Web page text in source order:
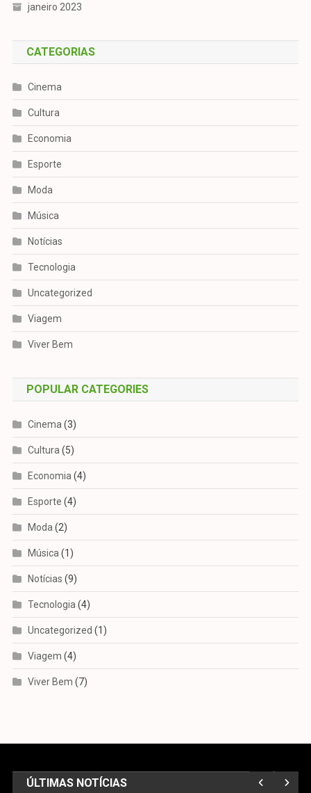
janeiro 2023
CATEGORIAS
Cinema
Cultura
Economia
Esporte
Moda
Música
Notícias
Tecnologia
Uncategorized
Viagem
Viver Bem
POPULAR CATEGORIES
Cinema (3)
Cultura (5)
Economia (4)
Esporte (4)
Moda (2)
Música (1)
Notícias (9)
Tecnologia (4)
Uncategorized (1)
Viagem (4)
Viver Bem (7)
ÚLTIMAS NOTÍCIAS